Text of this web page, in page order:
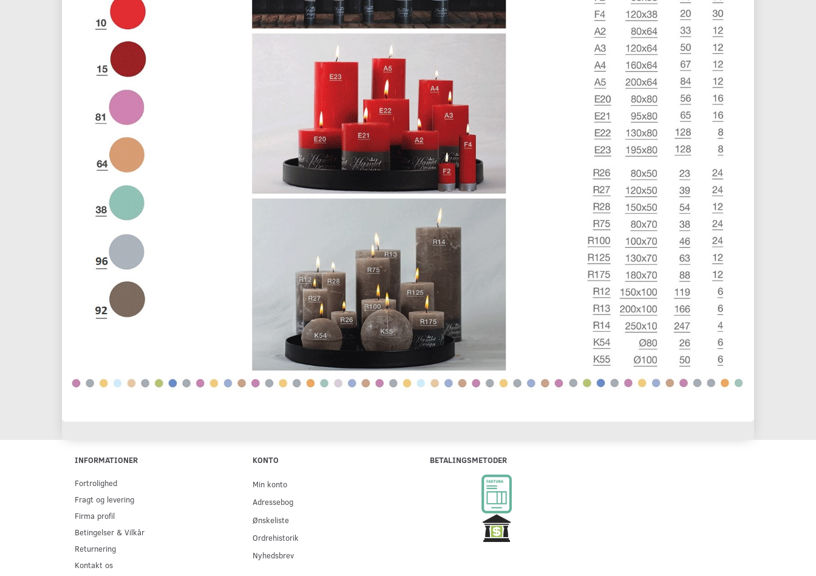
INFORMATIONER
Fortrolighed
Fragt og levering
Firma profil
Betingelser & Vilkår
Returnering
Kontakt os
KONTO
Min konto
Adressebog
Ønskeliste
Ordrehistorik
Nyhedsbrev
BETALINGSMETODER